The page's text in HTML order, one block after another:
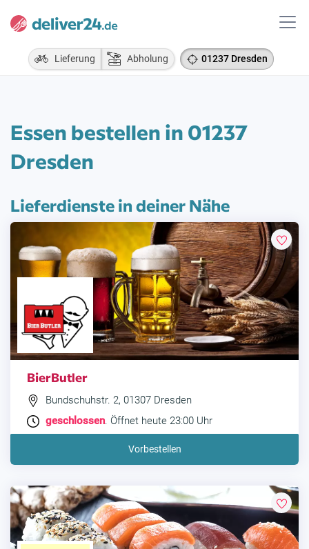
Lieferung Abholung 01237 Dresden
Essen bestellen in 01237
Dresden
Lieferdienste in deiner Nähe
BierButler
Bundschuhstr. 2, 01307 Dresden
geschlossen. Öffnet heute 23:00 Uhr
Vorbestellen